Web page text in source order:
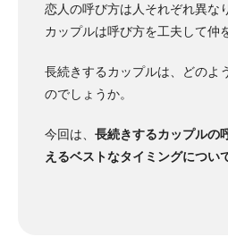
恋人の呼び方は人それぞれ異な
カップルは呼び方を工夫して仲
長続きするカップルは、どのよ
のでしょうか。
今回は、 長続きするカップルの
えるベストなタイミングについ